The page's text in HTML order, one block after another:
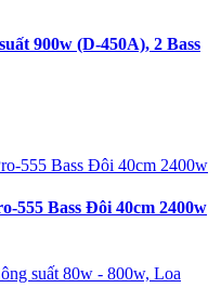
900w (D-450A), 2 Bass
555 Bass Đôi 40cm 2400w